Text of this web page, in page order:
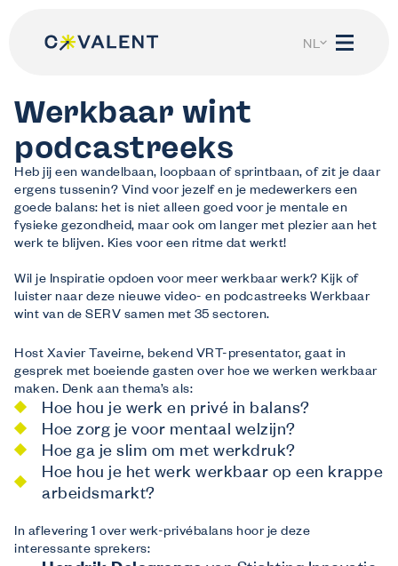
NL
Wij helpen
Ik ben werkgever
Ontdek wat Co-valent voor jouw bedrijf kan doen.
Ik ben werknemer
Alles over jouw recht op opleiding en levenslang leren.
Ik ben werkzoekende of student
Log in
Wij bieden
Opleidingen
Gratis opleidingen op maat van de sector.
Financiële tegemoetkoming vanuit Co-
valent
Advies
Info over thema’s zoals de Competentiecheck, diversiteit …
Werkbaar wint
podcastreeks
Heb jij een wandelbaan, loopbaan of sprintbaan, of zit je daar
ergens tussenin? Vind voor jezelf en je medewerkers een
goede balans: het is niet alleen goed voor je mentale en
fysieke gezondheid, maar ook om langer met plezier aan het
werk te blijven. Kies voor een ritme dat werkt!
Wil je Inspiratie opdoen voor meer werkbaar werk? Kijk of
luister naar deze nieuwe video- en podcastreeks Werkbaar
wint van de SERV samen met 35 sectoren.
Host Xavier Taveirne, bekend VRT-presentator, gaat in
gesprek met boeiende gasten over hoe we werken werkbaar
maken. Denk aan thema’s als:
Hoe hou je werk en privé in balans?
Hoe zorg je voor mentaal welzijn?
Hoe ga je slim om met werkdruk?
Hoe hou je het werk werkbaar op een krappe
arbeidsmarkt?
In aflevering 1 over werk-privébalans hoor je deze
interessante sprekers: